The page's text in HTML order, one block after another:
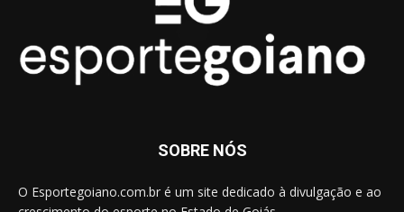
SOBRE NÓS
O Esportegoiano.com.br é um site dedicado à divulgação e ao